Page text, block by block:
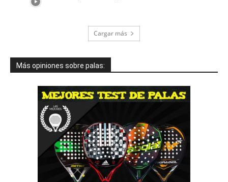
Cargar más
Más opiniones sobre palas: